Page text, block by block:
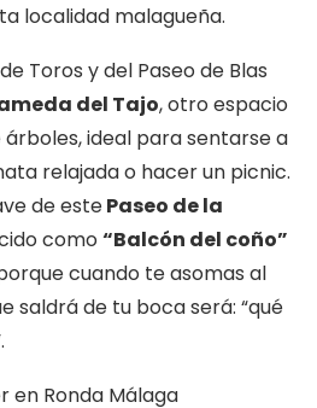
localidad malagueña.
Toros y del Paseo de Blas
del Tajo, otro espacio
ideal para sentarse a
relajada o hacer un picnic.
de estePaseo de la
como “Balcón del coño”
cuando te asomas al
saldrá de tu boca será: “qué